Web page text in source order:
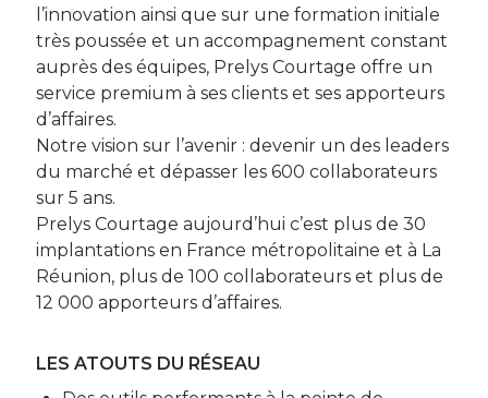
l’innovation ainsi que sur une formation initiale
très poussée et un accompagnement constant
auprès des équipes, Prelys Courtage offre un
service premium à ses clients et ses apporteurs
d’affaires.
Notre vision sur l’avenir : devenir un des leaders
du marché et dépasser les 600 collaborateurs
sur 5 ans.
Prelys Courtage aujourd’hui c’est plus de 30
implantations en France métropolitaine et à La
Réunion, plus de 100 collaborateurs et plus de
12 000 apporteurs d’affaires.
LES ATOUTS DU RÉSEAU